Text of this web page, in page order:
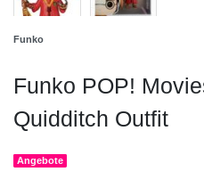
Funko
Funko POP!
Quidditch Outfit
Angebote